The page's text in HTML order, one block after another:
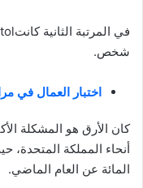
شخص.
اختبار العمال في
كان الأرق هو المشكلة
المائة عن العام الماضي.